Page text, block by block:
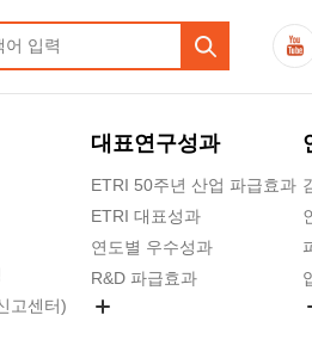
고센터)
대표연구성과
ETRI 50주년 산업 파급효과
ETRI 대표성과
연도별 우수성과
R&D 파급효과